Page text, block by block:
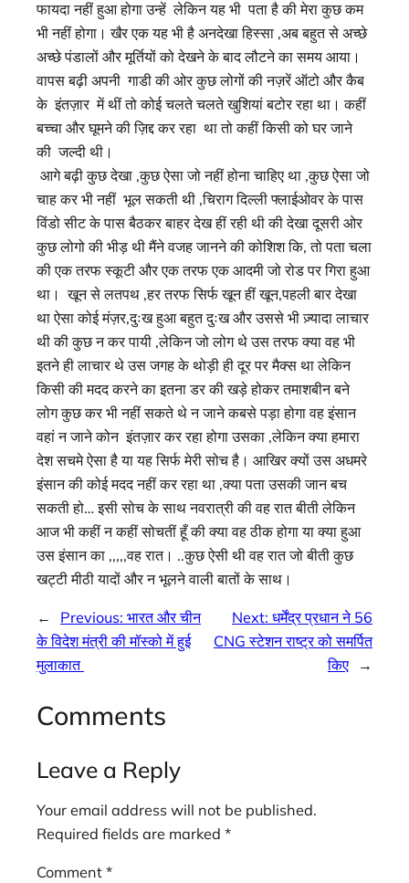
फायदा नहीं हुआ होगा उन्हें लेकिन यह भी पता है की मेरा कुछ कम
भी नहीं होगा। खैर एक यह भी है अनदेखा हिस्सा ,अब बहुत से अच्छे
अच्छे पंडालों और मूर्तियों को देखने के बाद लौटने का समय आया।
वापस बढ़ी अपनी गाडी की ओर कुछ लोगों की नज़रें ऑटो और कैब
के इंतज़ार में थीं तो कोई चलते चलते खुशियां बटोर रहा था। कहीं
बच्चा और घूमने की ज़िद्द कर रहा था तो कहीं किसी को घर जाने
की जल्दी थी।
आगे बढ़ी कुछ देखा ,कुछ ऐसा जो नहीं होना चाहिए था ,कुछ ऐसा जो
चाह कर भी नहीं भूल सकती थी ,चिराग दिल्ली फ्लाईओवर के पास
विंडो सीट के पास बैठकर बाहर देख हीं रही थी की देखा दूसरी ओर
कुछ लोगो की भीड़ थी मैंने वजह जानने की कोशिश कि, तो पता चला
की एक तरफ स्कूटी और एक तरफ एक आदमी जो रोड पर गिरा हुआ
था। खून से लतपथ ,हर तरफ सिर्फ खून हीं खून,पहली बार देखा
था ऐसा कोई मंज़र,दुःख हुआ बहुत दुःख और उससे भी ज़्यादा लाचार
थी की कुछ न कर पायी ,लेकिन जो लोग थे उस तरफ क्या वह भी
इतने ही लाचार थे उस जगह के थोड़ी ही दूर पर मैक्स था लेकिन
किसी की मदद करने का इतना डर की खड़े होकर तमाशबीन बने
लोग कुछ कर भी नहीं सकते थे न जाने कबसे पड़ा होगा वह इंसान
वहां न जाने कोन इंतज़ार कर रहा होगा उसका ,लेकिन क्या हमारा
देश सचमे ऐसा है या यह सिर्फ मेरी सोच है। आखिर क्यों उस अधमरे
इंसान की कोई मदद नहीं कर रहा था ,क्या पता उसकी जान बच
सकती हो… इसी सोच के साथ नवरात्री की वह रात बीती लेकिन
आज भी कहीं न कहीं सोचतीं हूँ की क्या वह ठीक होगा या क्या हुआ
उस इंसान का ,,,,,वह रात। ..कुछ ऐसी थी वह रात जो बीती कुछ
खट्टी मीठी यादों और न भूलने वाली बातों के साथ।
← Previous: भारत और चीन
के विदेश मंत्री की मॉस्को में हुई
मुलाकात
Next: धर्मेंद्र प्रधान ने 56
CNG स्टेशन राष्ट्र को समर्पित
किए
→
Comments
Leave a Reply
Your email address will not be published.
Required fields are marked *
Comment *